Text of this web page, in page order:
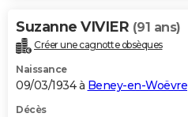
Suzanne VIVIER (91 ans)
Créer une cagnotte obsèques
Naissance
09/03/1934 à Beney-en-Woëvre
Décès